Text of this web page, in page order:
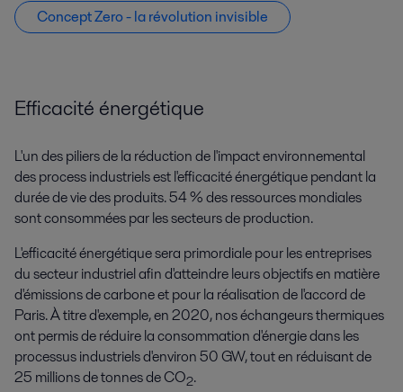
Concept Zero - la révolution invisible
Efficacité énergétique
L'un des piliers de la réduction de l'impact environnemental
des process industriels est l'efficacité énergétique pendant la
durée de vie des produits. 54 % des ressources mondiales
sont consommées par les secteurs de production.
L'efficacité énergétique sera primordiale pour les entreprises
du secteur industriel afin d'atteindre leurs objectifs en matière
d'émissions de carbone et pour la réalisation de l'accord de
Paris. À titre d'exemple, en 2020, nos échangeurs thermiques
ont permis de réduire la consommation d'énergie dans les
processus industriels d'environ 50 GW, tout en réduisant de
25 millions de tonnes de CO2.